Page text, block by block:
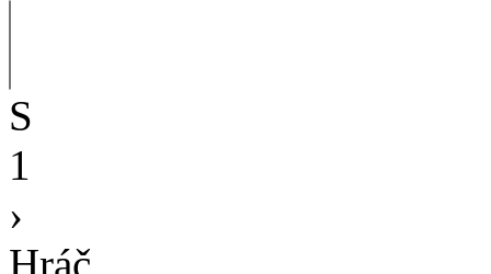
S
1
›
Hráč